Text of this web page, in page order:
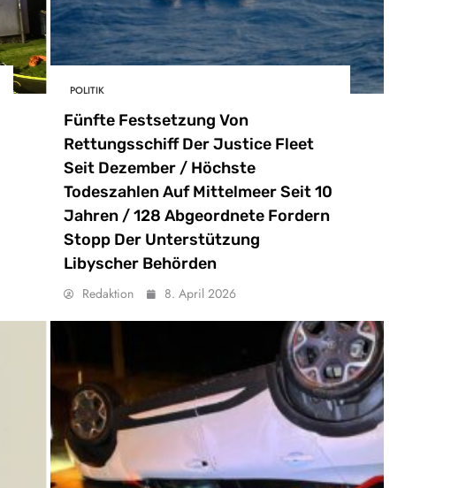
POLITIK
Fünfte Festsetzung Von
Rettungsschiff Der Justice Fleet
Seit Dezember / Höchste
Todeszahlen Auf Mittelmeer Seit 10
Jahren / 128 Abgeordnete Fordern
Stopp Der Unterstützung
Libyscher Behörden
Redaktion 8. April 2026